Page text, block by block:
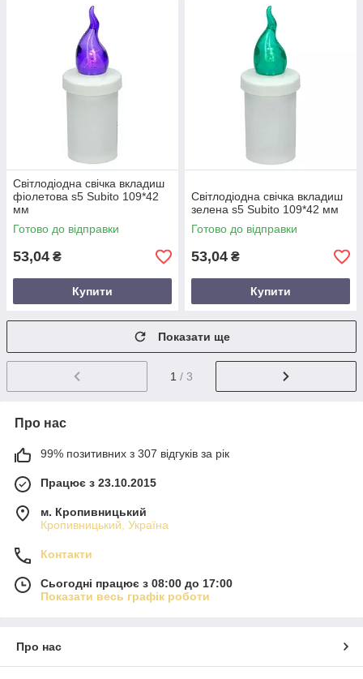
Світлодіодна свічка вкладиш
фіолетова s5 Subito 109*42
мм
Готово до відправки
53,04 ₴
Купити
Світлодіодна свічка вкладиш
зелена s5 Subito 109*42 мм
Готово до відправки
53,04 ₴
Купити
Показати ще
1 / 3
Про нас
99% позитивних з 307 відгуків за рік
Працює з 23.10.2015
м. Кропивницький
Кропивницький, Україна
Контакти
Сьогодні працює з 08:00 до 17:00
Показати весь графік роботи
Про нас